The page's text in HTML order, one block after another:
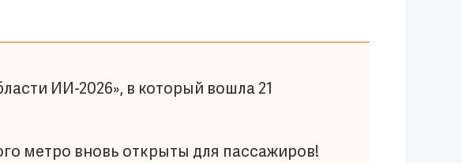
ИИ-2026», в который вошла 21
метро вновь открыты для пассажиров!